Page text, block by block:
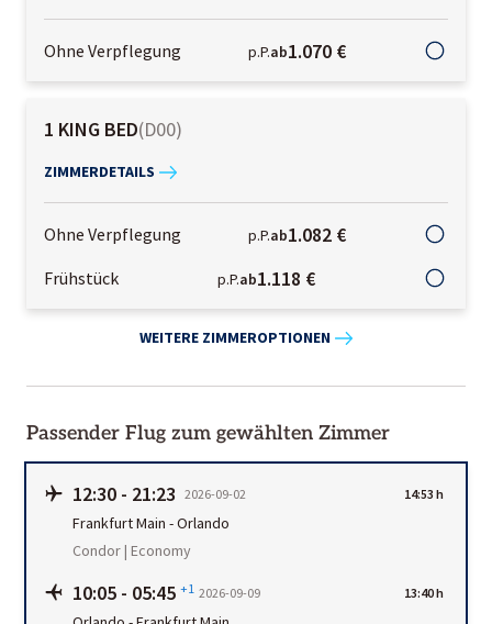
Ohne Verpflegung p.P.ab1.070 €
1 KING BED(D00)
ZIMMERDETAILS
Ohne Verpflegung p.P.ab1.082 €
Frühstück p.P.ab1.118 €
WEITERE ZIMMEROPTIONEN
Passender Flug zum gewählten Zimmer
12:30 - 21:23 2026-09-02 14:53 h
Frankfurt Main -Orlando
Condor | Economy
10:05 - 05:45 +1 2026-09-09 13:40 h